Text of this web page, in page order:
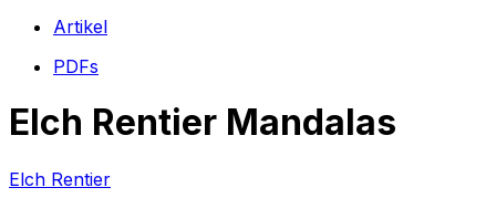
Artikel
PDFs
Elch Rentier Mandalas
Elch Rentier